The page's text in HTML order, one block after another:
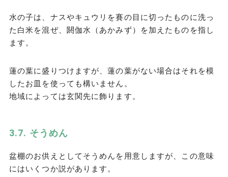
水の子は、ナスやキュウリを賽の目に切ったものに洗っ
た白米を混ぜ、閼伽水（あかみず）を加えたものを指し
ます。
蓮の葉に盛りつけますが、蓮の葉がない場合はそれを模
したお皿を使っても構いません。
地域によっては玄関先に飾ります。
そうめん
盆棚のお供えとしてそうめんを用意しますが、この意味
にはいくつか説があります。